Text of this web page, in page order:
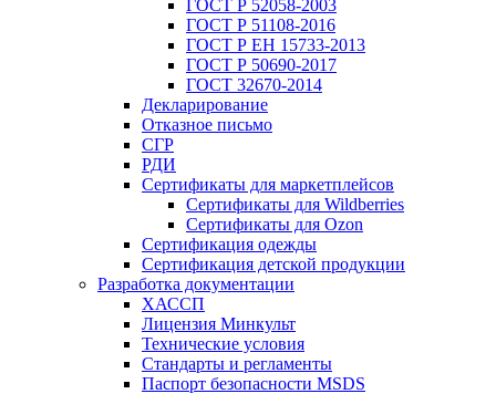
ГОСТ Р 52058-2003
ГОСТ Р 51108-2016
ГОСТ Р ЕН 15733-2013
ГОСТ Р 50690-2017
ГОСТ 32670-2014
Декларирование
Отказное письмо
СГР
РДИ
Сертификаты для маркетплейсов
Сертификаты для Wildberries
Сертификаты для Ozon
Сертификация одежды
Сертификация детской продукции
Разработка документации
ХАССП
Лицензия Минкульт
Технические условия
Стандарты и регламенты
Паспорт безопасности MSDS